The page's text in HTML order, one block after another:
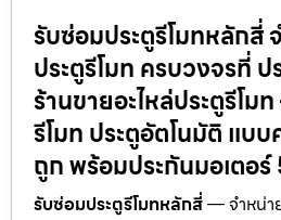
รับซ่อมประตูรีโมทหลักสี่
ประตูรีโมท ครบวงจรที่
ร้านขายอะไหล่ประตูรีโ
รีโมท ประตูอัตโนมัติ แบ
ถูก พร้อมประกันมอเตอร์
รับซ่อมประตูรีโมทหลักสี่— จำหน่า